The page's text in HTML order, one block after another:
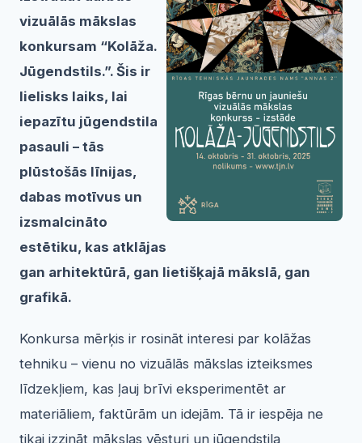
vizuālās mākslas
konkursam “Kolāža.
Jūgendstils.”. Šis ir
lielisks laiks, lai
iepazītu jūgendstila
pasauli – tās
plūstošās līnijas,
dabas motīvus un
izsmalcināto
estētiku, kas atklājas
gan arhitektūrā, gan lietišķajā mākslā, gan
grafikā.
Konkursa mērķis ir rosināt interesi par kolāžas
tehniku – vienu no vizuālās mākslas izteiksmes
līdzekļiem, kas ļauj brīvi eksperimentēt ar
materiāliem, faktūrām un idejām. Tā ir iespēja ne
tikai izzināt mākslas vēsturi un jūgendstila